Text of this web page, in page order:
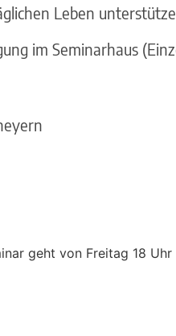
Leben
im Seminarhaus
geht von Freitag 18